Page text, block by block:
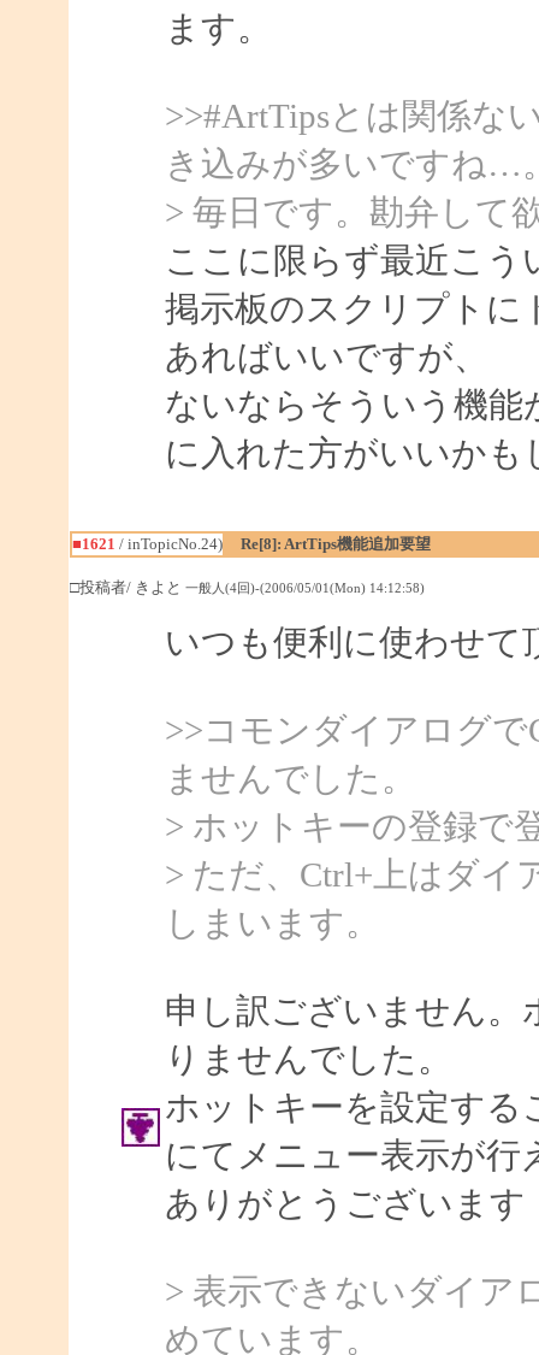
ます。
>>#ArtTipsとは関係な
き込みが多いですね…
> 毎日です。勘弁して
ここに限らず最近こ
掲示板のスクリプトに
あればいいですが、
ないならそういう機能
に入れた方がいいかも
■1621 / inTopicNo.24) Re[8]: ArtTips機能追加要望
□投稿者/ きよと 一般人(4回)-(2006/05/01(Mon) 14:12:58)
いつも便利に使わせて
>>コモンダイアログ
ませんでした。
> ホットキーの登録で
> ただ、Ctrl+上はダイ
しまいます。
申し訳ございません。
りませんでした。
ホットキーを設定する
にてメニュー表示が行
ありがとうございます
> 表示できないダイア
めています。